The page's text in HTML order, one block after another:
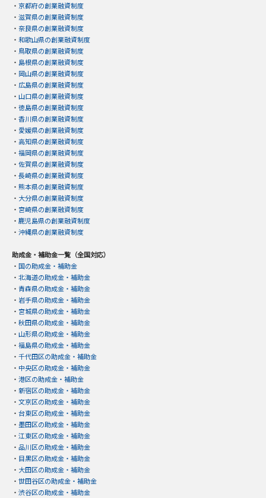
・ 京都府の創業融資制度
・ 滋賀県の創業融資制度
・ 奈良県の創業融資制度
・ 和歌山県の創業融資制度
・ 鳥取県の創業融資制度
・ 島根県の創業融資制度
・ 岡山県の創業融資制度
・ 広島県の創業融資制度
・ 山口県の創業融資制度
・ 徳島県の創業融資制度
・ 香川県の創業融資制度
・ 愛媛県の創業融資制度
・ 高知県の創業融資制度
・ 福岡県の創業融資制度
・ 佐賀県の創業融資制度
・ 長崎県の創業融資制度
・ 熊本県の創業融資制度
・ 大分県の創業融資制度
・ 宮崎県の創業融資制度
・ 鹿児島県の創業融資制度
・ 沖縄県の創業融資制度
助成金・補助金一覧（全国対応）
・ 国の助成金・補助金
・ 北海道の助成金・補助金
・ 青森県の助成金・補助金
・ 岩手県の助成金・補助金
・ 宮城県の助成金・補助金
・ 秋田県の助成金・補助金
・ 山形県の助成金・補助金
・ 福島県の助成金・補助金
・ 千代田区の助成金・補助金
・ 中央区の助成金・補助金
・ 港区の助成金・補助金
・ 新宿区の助成金・補助金
・ 文京区の助成金・補助金
・ 台東区の助成金・補助金
・ 墨田区の助成金・補助金
・ 江東区の助成金・補助金
・ 品川区の助成金・補助金
・ 目黒区の助成金・補助金
・ 大田区の助成金・補助金
・ 世田谷区の助成金・補助金
・ 渋谷区の助成金・補助金